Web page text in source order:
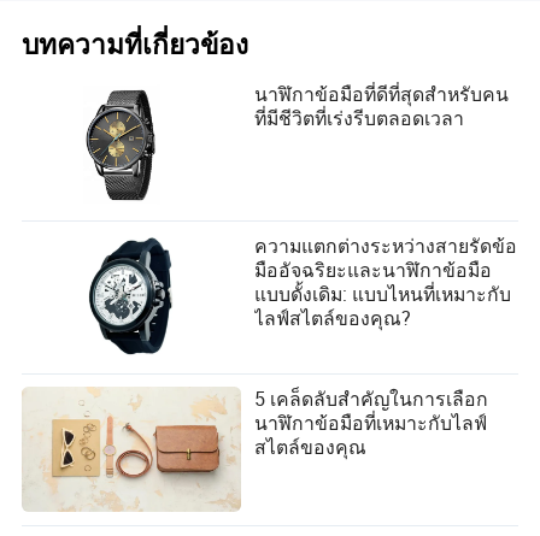
บทความที่เกี่ยวข้อง
นาฬิกาข้อมือที่ดีที่สุดสำหรับคน
ที่มีชีวิตที่เร่งรีบตลอดเวลา
ความแตกต่างระหว่างสายรัดข้อ
มืออัจฉริยะและนาฬิกาข้อมือ
แบบดั้งเดิม: แบบไหนที่เหมาะกับ
ไลฟ์สไตล์ของคุณ?
5 เคล็ดลับสำคัญในการเลือก
นาฬิกาข้อมือที่เหมาะกับไลฟ์
สไตล์ของคุณ